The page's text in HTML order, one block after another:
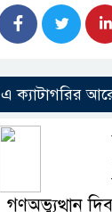
এ ক্যাটাগরির
গণঅভ্যুত্থান